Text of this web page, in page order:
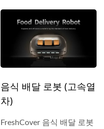
음식 배달 로봇 (고속열
차)
FreshCover 음식 배달 로봇